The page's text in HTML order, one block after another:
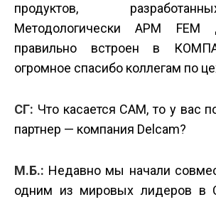
продуктов,
Методологически APM FEM
правильно встроен в
огромное спасибо коллегам по
СГ: Что касается CAM, то у вас
партнер — компания Delcam?
М.Б.: Недавно мы начали
одним из мировых лидеров в